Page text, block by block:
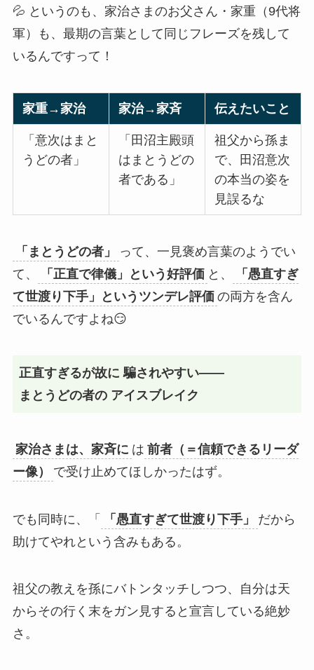
💦 というのも、家治さまのお父さん・家重（9代将
軍）も、最期の言葉として同じフレーズを残して
いるんですって！
家重→家治 家治→家斉 伝えたいこと
「意次はまと
うどの者」
「田沼主殿頭
はまとうどの
者である」
祖父から孫ま
で、田沼意次
の本当の姿を
見誤るな
「まとうどの者」
って、一見褒め言葉のようでい
て、
「正直で律儀」という好評価 と、
「愚直すぎ
て世渡り下手」というツンデレ評価 の両方を含ん
でいるんですよね😏
正直すぎるが故に 騙されやすい――
まとうどの者の アイスブレイク
家治さまは、家斉に は 前者（＝信頼できるリーダ
ー像）
で受け止めてほしかったはず。
でも同時に、「 「愚直すぎて世渡り下手」
だから
助けてやれという含みもある。
祖父の教えを孫にバトンタッチしつつ、自分は天
からその行く末をガン見すると宣言している絶妙
さ。